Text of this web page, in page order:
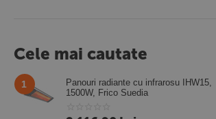
Cele mai cautate
1
Panouri radiante cu infrarosu IHW15,
1500W, Frico Suedia